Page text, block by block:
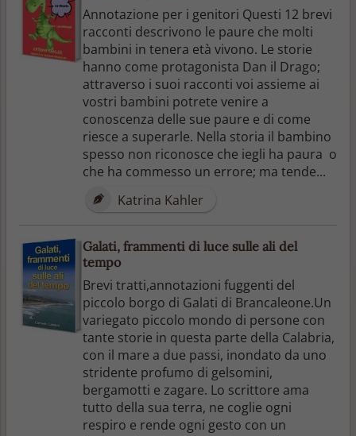
Annotazione per i genitori Questi 12 brevi
racconti descrivono le paure che molti
bambini in tenera età vivono. Le storie
hanno come protagonista Dan il Drago;
attraverso i suoi racconti voi assieme ai
vostri bambini potrete venire a
conoscenza delle sue paure e di come
riesce a superarle. Nella storia il bambino
spesso non riconosce che iegli ha paura o
che ha commesso un errore; ma tende...
Katrina Kahler
Galati, frammenti di luce sulle ali del
tempo
Brevi tratti,annotazioni fuggenti del
piccolo borgo di Galati di Brancaleone.Un
variegato piccolo mondo di persone con
tante storie in questa parte della Calabria,
con il mare a due passi, inondato da uno
stridente profumo di gelsomini,
bergamotti e zagare. Lo scrittore ama
tutto della sua terra, ne coglie ogni
respiro e rende ogni gesto con un